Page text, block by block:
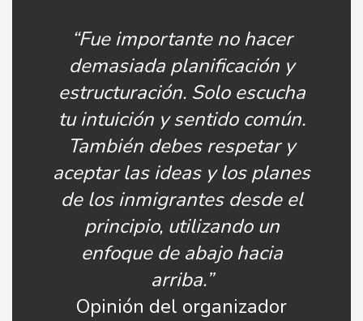
“Fue importante no hacer
demasiada planificación y
estructuración. Solo escucha
tu intuición y sentido común.
También debes respetar y
aceptar las ideas y los planes
de los inmigrantes desde el
principio, utilizando un
enfoque de abajo hacia
arriba.”
Opinión del organizador